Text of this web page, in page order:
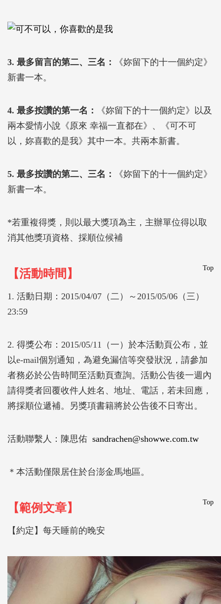
3. 最多留言的第二、三名：
《妳留下的十一個約定》
新書一本。
4. 最多按讚的第一名：
《妳留下的十一個約定》以及
兩本愛情小說《原來 幸福一直都在》、《可不可
以，妳喜歡的是我》其中一本。共兩本新書。
5. 最多按讚的第二、三名：
《妳留下的十一個約定》
新書一本。
*若重複得獎，則以最大獎項為主，主辦單位得以取
消其他獎項資格、採順位候補
Top
【活動時間】
1. 活動日期：2015/04/07（二）～2015/05/06（三）
23:59
2. 得獎公布：2015/05/11（一）於本活動頁公布，並
以e-mail個別通知，為避免漏信等突發狀況，請參加
者務必於公告時間至活動頁查詢。活動公告後一週內
請得獎者回覆收件人姓名、地址、電話，若未回應，
將採順位遞補。另獎項書籍將於公告後不日寄出。
活動聯繫人：陳思佑 sandrachen@showwe.com.tw
＊本活動僅限居住於台澎金馬地區。
Top
【範例文章】
【約定】每天睡前的晚安